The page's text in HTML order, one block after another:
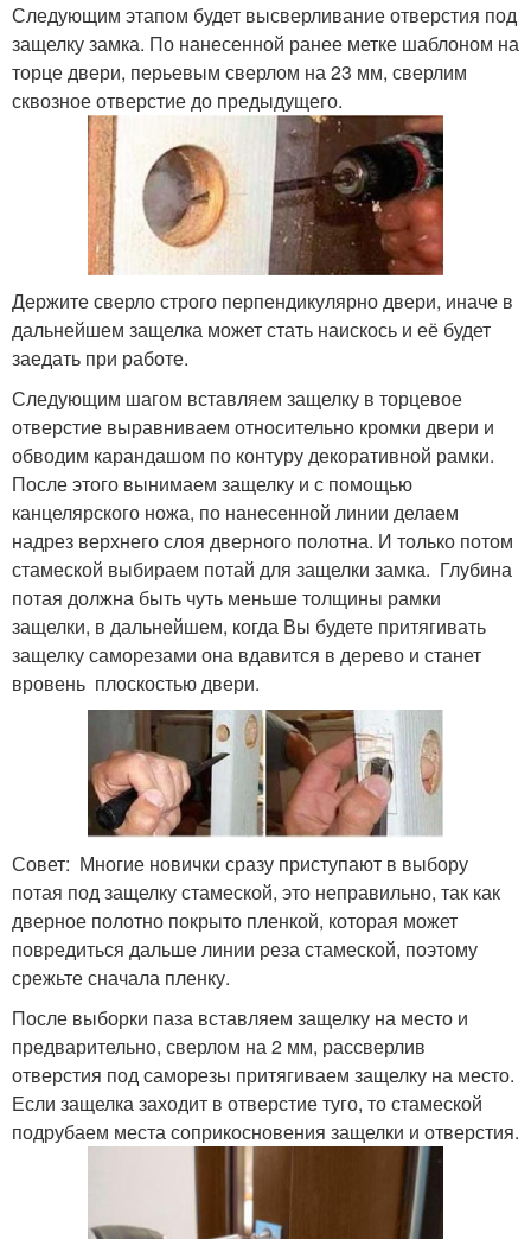
Следующим этапом будет высверливание отверстия под
защелку замка. По нанесенной ранее метке шаблоном на
торце двери, перьевым сверлом на 23 мм, сверлим
сквозное отверстие до предыдущего.
Держите сверло строго перпендикулярно двери, иначе в
дальнейшем защелка может стать наискось и её будет
заедать при работе.
Следующим шагом вставляем защелку в торцевое
отверстие выравниваем относительно кромки двери и
обводим карандашом по контуру декоративной рамки.
После этого вынимаем защелку и с помощью
канцелярского ножа, по нанесенной линии делаем
надрез верхнего слоя дверного полотна. И только потом
стамеской выбираем потай для защелки замка. Глубина
потая должна быть чуть меньше толщины рамки
защелки, в дальнейшем, когда Вы будете притягивать
защелку саморезами она вдавится в дерево и станет
вровень плоскостью двери.
Совет: Многие новички сразу приступают в выбору
потая под защелку стамеской, это неправильно, так как
дверное полотно покрыто пленкой, которая может
повредиться дальше линии реза стамеской, поэтому
срежьте сначала пленку.
После выборки паза вставляем защелку на место и
предварительно, сверлом на 2 мм, рассверлив
отверстия под саморезы притягиваем защелку на место.
Если защелка заходит в отверстие туго, то стамеской
подрубаем места соприкосновения защелки и отверстия.